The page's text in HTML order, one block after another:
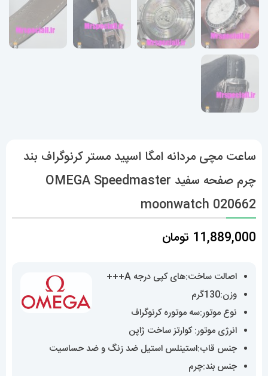
ساعت مچی مردانه امگا اسپید مستر کرنوگراف بند
چرم صفحه سفید OMEGA Speedmaster
moonwatch 020662
11,889,000 تومان
اصالت ساخت:های کپی درجه A+++
وزن:130گرم
نوع موتور:سه موتوره کرنوگراف
انرژی موتور: کوارتز ساخت ژاپن
جنس قاب:استینلس استیل ضد زنگ و ضد حساسیت
جنس بند:چرم